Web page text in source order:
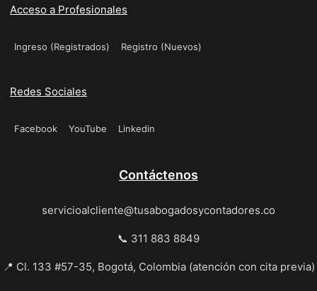
Acceso a Profesionales
Ingreso (Registrados) Registro (Nuevos)
Redes Sociales
Facebook YouTube Linkedin
Contáctenos
servicioalcliente@tusabogadosycontadores.co
📞 311 883 8849
📍 Cl. 133 #57-35, Bogotá, Colombia (atención con cita previa)